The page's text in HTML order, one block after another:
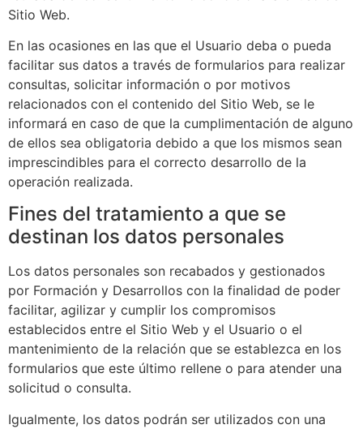
Sitio Web.
En las ocasiones en las que el Usuario deba o pueda
facilitar sus datos a través de formularios para realizar
consultas, solicitar información o por motivos
relacionados con el contenido del Sitio Web, se le
informará en caso de que la cumplimentación de alguno
de ellos sea obligatoria debido a que los mismos sean
imprescindibles para el correcto desarrollo de la
operación realizada.
Fines del tratamiento a que se
destinan los datos personales
Los datos personales son recabados y gestionados
por Formación y Desarrollos con la finalidad de poder
facilitar, agilizar y cumplir los compromisos
establecidos entre el Sitio Web y el Usuario o el
mantenimiento de la relación que se establezca en los
formularios que este último rellene o para atender una
solicitud o consulta.
Igualmente, los datos podrán ser utilizados con una